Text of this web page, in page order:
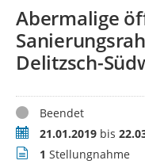
Abermalige
Delitzsch-
StatusBeendet
Zeitraum21.01.2019 bis
Stellungnahmen
1 Stellungnahme